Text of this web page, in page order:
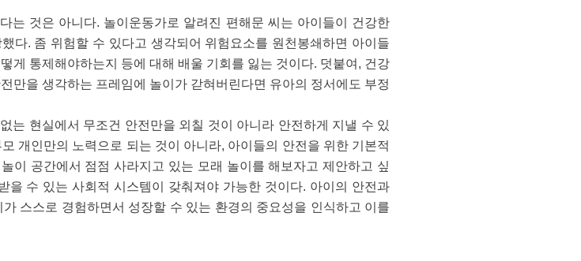
는 것은 아니다. 놀이운동가로 알려진 편해문 씨는 아이들이 건강한
다. 좀 위험할 수 있다고 생각되어 위험요소를 원천봉쇄하면 아이들
게 통제해야하는지 등에 대해 배울 기회를 잃는 것이다. 덧붙여, 건강
만을 생각하는 프레임에 놀이가 갇혀버린다면 유아의 정서에도 부정
는 현실에서 무조건 안전만을 외칠 것이 아니라 안전하게 지낼 수 있
개인만의 노력으로 되는 것이 아니라, 아이들의 안전을 위한 기본적
이 공간에서 점점 사라지고 있는 모래 놀이를 해보자고 제안하고 싶
을 수 있는 사회적 시스템이 갖춰져야 가능한 것이다. 아이의 안전과
스스로 경험하면서 성장할 수 있는 환경의 중요성을 인식하고 이를